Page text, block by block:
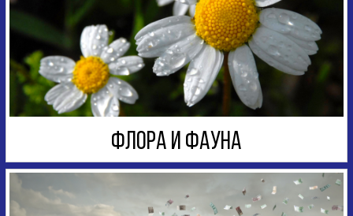
ФЛОРА И ФАУНА